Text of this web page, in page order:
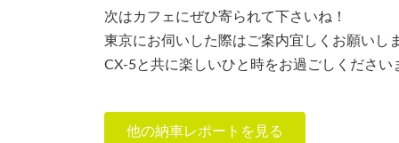
次はカフェにぜひ寄られて下さいね！
東京にお伺いした際はご案内宜しくお願いし
CX-5と共に楽しいひと時をお過ごしください
他の納車レポートを見る